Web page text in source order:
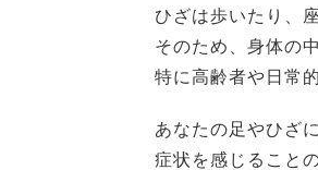
ひざは歩いたり、
そのため、身体の
特に高齢者や日常
あなたの足やひざ
症状を感じること